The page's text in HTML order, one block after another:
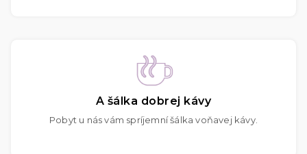
A šálka dobrej kávy
Pobyt u nás vám spríjemní šálka voňavej kávy.